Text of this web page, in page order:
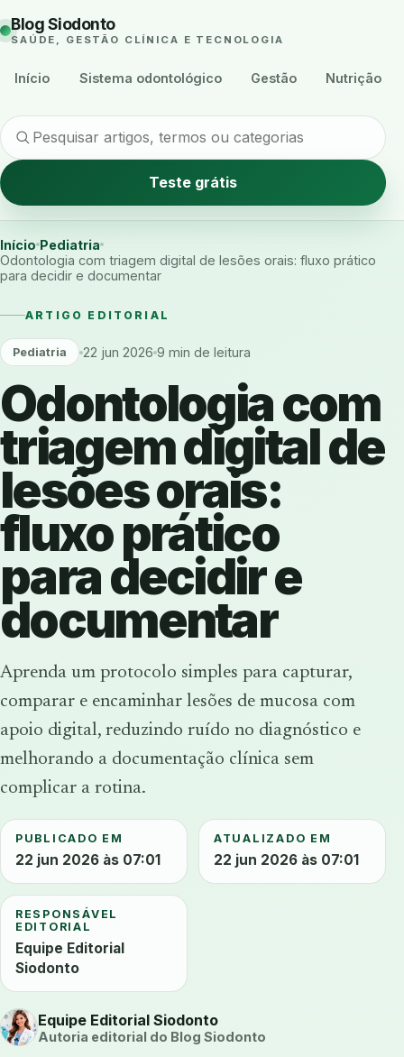
Blog Siodonto
SAÚDE, GESTÃO CLÍNICA E TECNOLOGIA
Início Sistema odontológico Gestão Nutrição
Teste grátis
Início Pediatria
Odontologia com triagem digital de lesões orais: fluxo prático
para decidir e documentar
ARTIGO EDITORIAL
Pediatria 22 jun 2026 9 min de leitura
Odontologia com
triagem digital de
lesões orais:
fluxo prático
para decidir e
documentar
Aprenda um protocolo simples para capturar,
comparar e encaminhar lesões de mucosa com
apoio digital, reduzindo ruído no diagnóstico e
melhorando a documentação clínica sem
complicar a rotina.
PUBLICADO EM
22 jun 2026 às 07:01
ATUALIZADO EM
22 jun 2026 às 07:01
RESPONSÁVEL
EDITORIAL
Equipe Editorial
Siodonto
Equipe Editorial Siodonto
Autoria editorial do Blog Siodonto